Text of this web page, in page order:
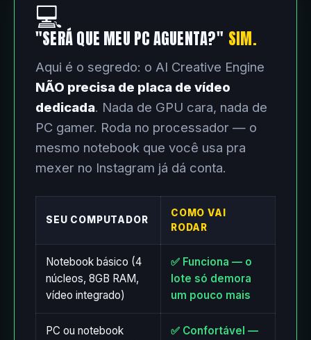
💻
"SERÁ QUE MEU PC AGUENTA?" SIM.
Aqui é o segredo: o AI Creative Engine
NÃO precisa de placa de vídeo
dedicada. Nada de GPU cara, nada de
PC gamer. Roda no processador — o
mesmo notebook que você usa pra
mexer no Instagram já dá conta.
SEU COMPUTADOR
COMO VAI
RODAR
Notebook básico (4
núcleos, 8GB RAM,
vídeo integrado)
✅ Funciona — o
lote só demora
um pouco mais
PC ou notebook
✅ Confortável —